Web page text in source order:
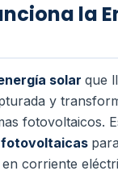
la
solar que
y
fotovoltaicos.
fotovoltaicas
corriente